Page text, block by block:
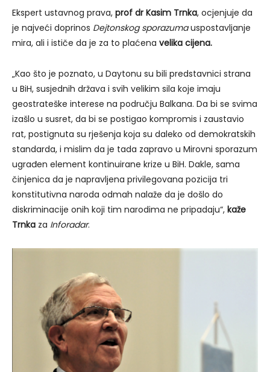
Ekspert ustavnog prava, prof dr Kasim Trnka, ocjenjuje da
je najveći doprinos Dejtonskog sporazumauspostavljanje
mira, ali i ističe da je za to plaćena velika cijena.
„Kao što je poznato, u Daytonu su bili predstavnici strana
u BiH, susjednih država i svih velikim sila koje imaju
geostrateške interese na području Balkana. Da bi se svima
izašlo u susret, da bi se postigao kompromis i zaustavio
rat, postignuta su rješenja koja su daleko od demokratskih
standarda, i mislim da je tada zapravo u Mirovni sporazum
ugrađen element kontinuirane krize u BiH. Dakle, sama
činjenica da je napravljena privilegovana pozicija tri
konstitutivna naroda odmah nalaže da je došlo do
diskriminacije onih koji tim narodima ne pripadaju“, kaže
Trnka za Inforadar.